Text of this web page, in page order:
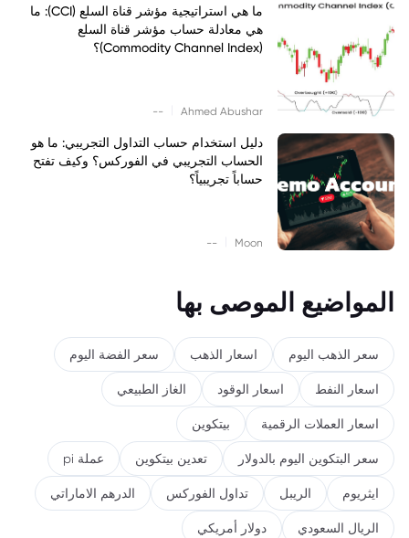
ما هي استراتيجية مؤشر قناة السلع (CCI): ما
هي معادلة حساب مؤشر قناة السلع
(Commodity Channel Index)؟
Ahmed Abushar
--
دليل استخدام حساب التداول التجريبي: ما هو
الحساب التجريبي في الفوركس؟ وكيف تفتح
حساباً تجريبياً؟
Moon
--
المواضيع الموصى بها
سعر الذهب اليوم اسعار الذهب سعر الفضة اليوم
اسعار النفط اسعار الوقود الغاز الطبيعي
اسعار العملات الرقمية بيتكوين
سعر البتكوين اليوم بالدولار تعدين بيتكوين عملة pi
ايثريوم الريبل تداول الفوركس الدرهم الاماراتي
الريال السعودي دولار أمريكي